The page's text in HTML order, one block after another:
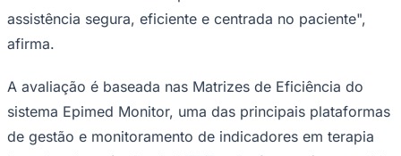
Corinthians
A avaliação é baseada nas Matrizes de Eficiência do
de gestão e monitoramento de indicadores em terapia
intensiva do país. O selo UTI Top Performer é concedido
às unidades que figuram entre os 33% melhores